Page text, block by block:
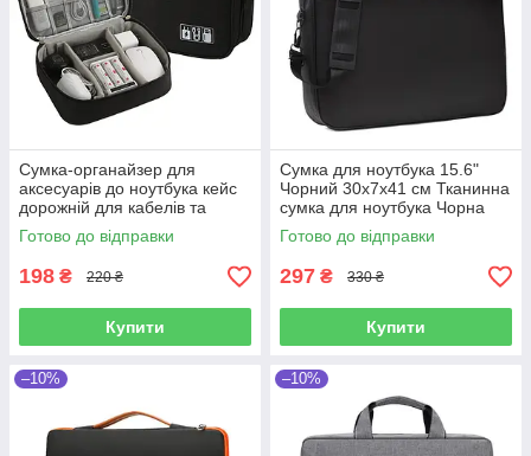
Сумка-органайзер для
аксесуарів до ноутбука кейс
дорожній для кабелів та
зарядки універсальний
чорний
Готово до відправки
198 ₴ 220 ₴
Купити
Сумка для ноутбука 15.6"
Чорний 30х7х41 см Тканинна
сумка для ноутбука Чорна
сумка для ноутбука для
чоловіків
Готово до відправки
297 ₴ 330 ₴
Купити
–10% –10%